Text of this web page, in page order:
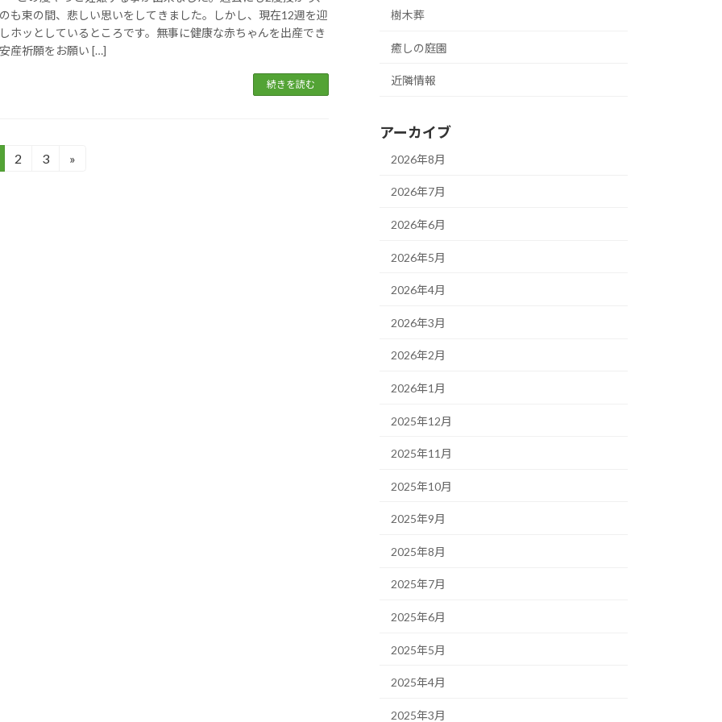
も束の間、悲しい思いをしてきました。しかし、現在12週を迎
ホッとしているところです。無事に健康な赤ちゃんを出産でき
産祈願をお願い […]
続きを読む
固
2
固
3 »
樹木葬
癒しの庭園
近隣情報
アーカイブ
2026年8月
2026年7月
2026年6月
2026年5月
2026年4月
2026年3月
2026年2月
2026年1月
2025年12月
2025年11月
2025年10月
2025年9月
2025年8月
2025年7月
2025年6月
2025年5月
2025年4月
2025年3月